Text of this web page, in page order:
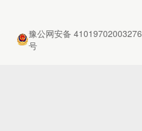
豫公网安备 41019702003276
号